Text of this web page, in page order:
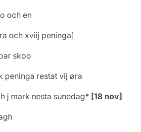
och en
och xviij peninga]
skoo
peninga restat vij øra
j mark nesta sunedag* [18 nov]